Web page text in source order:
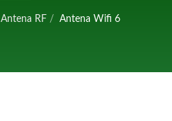
Antena RF / Antena Wifi 6